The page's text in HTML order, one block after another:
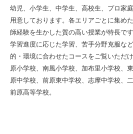
幼児、小学生、中学生、高校生、プロ家
用意しております。各エリアごとに集め
師経験を生かした質の高い授業が特長で
学習進度に応じた学習、苦手分野克服な
的・環境に合わせたコースをご覧いただ
原小学校、南風小学校、加布里小学校、
原中学校、前原東中学校、志摩中学校、
前原高等学校。